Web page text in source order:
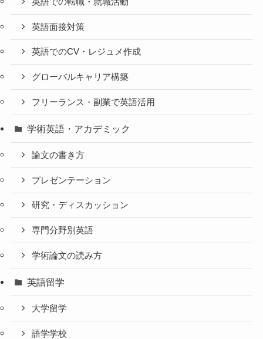
英語面接対策
英語でのCV・レジュメ作成
グローバルキャリア構築
フリーランス・副業で英語活用
学術英語・アカデミック
論文の書き方
プレゼンテーション
研究・ディスカッション
専門分野別英語
学術論文の読み方
英語留学
大学留学
語学学校